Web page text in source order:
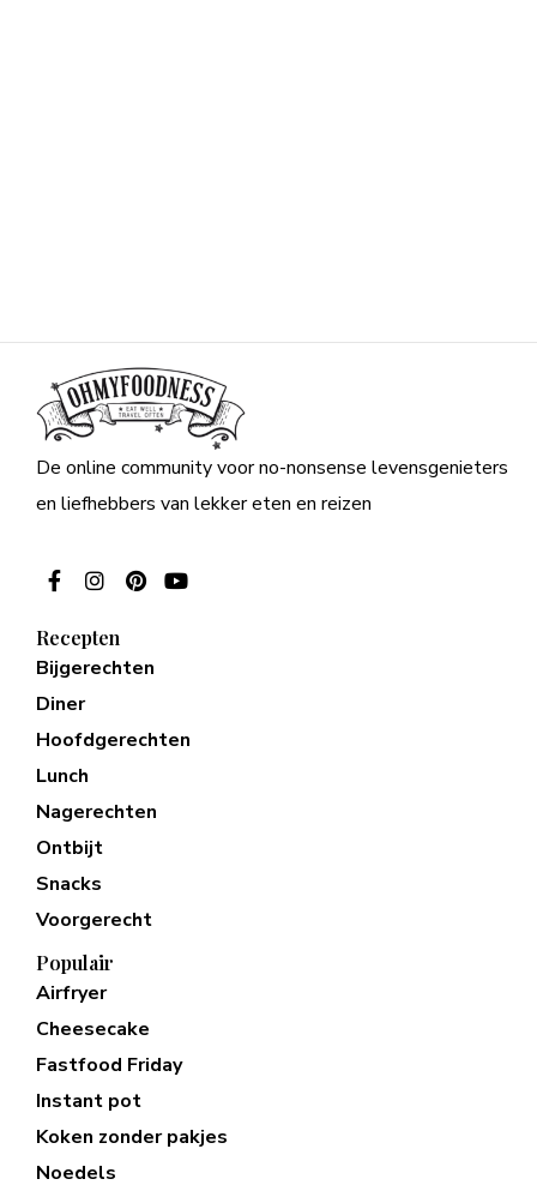
De online community voor no-nonsense levensgenieters
en liefhebbers van lekker eten en reizen
Recepten
Bijgerechten
Diner
Hoofdgerechten
Lunch
Nagerechten
Ontbijt
Snacks
Voorgerecht
Populair
Airfryer
Cheesecake
Fastfood Friday
Instant pot
Koken zonder pakjes
Noedels